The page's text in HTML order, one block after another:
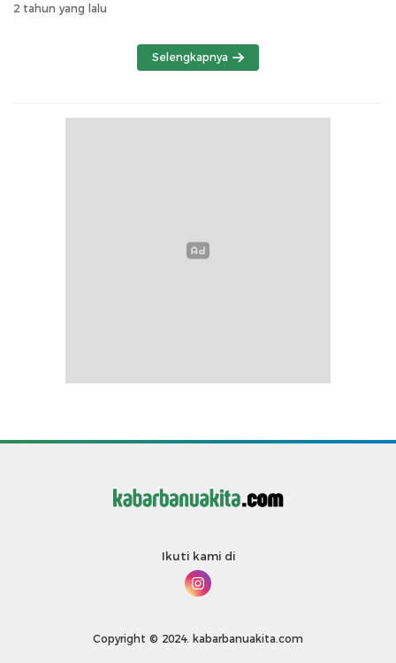
2 tahun yang lalu
Selengkapnya
Ikuti kami di
Copyright © 2024. kabarbanuakita.com